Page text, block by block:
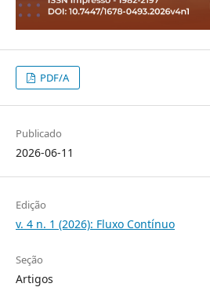
PDF/A
Publicado
2026-06-11
Edição
v. 4 n. 1 (2026): Fluxo Contínuo
Seção
Artigos